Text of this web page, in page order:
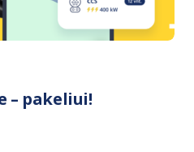
– pakeliui!